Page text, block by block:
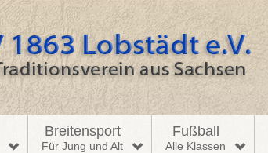
Breitensport
Für Jung und Alt
Fußball
Alle Klassen